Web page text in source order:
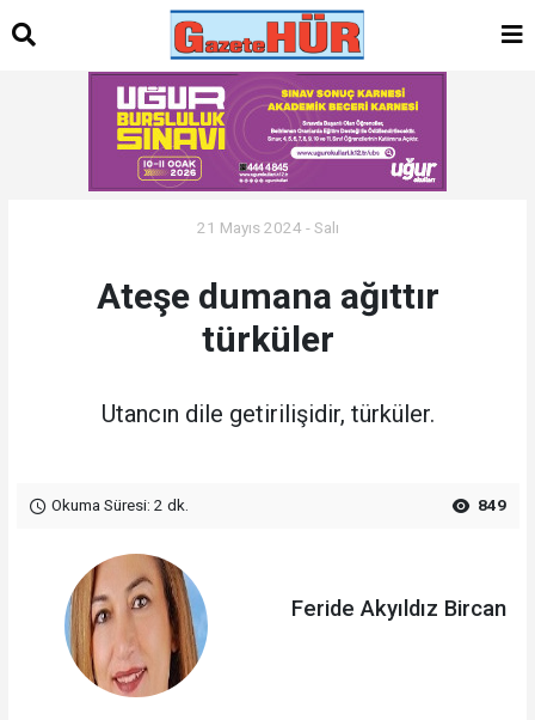
21 Mayıs 2024 - Salı
Ateşe dumana ağıttır
türküler
Utancın dile getirilişidir, türküler.
Okuma Süresi: 2 dk. 849
Feride Akyıldız Bircan